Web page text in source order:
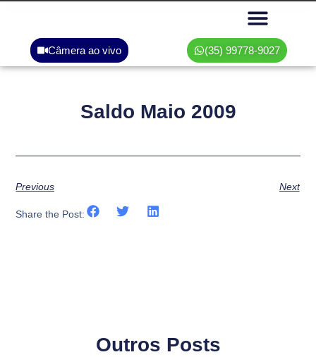
Câmera ao vivo (35) 99778-9027
Saldo Maio 2009
Previous Next
Share the Post:
Outros Posts